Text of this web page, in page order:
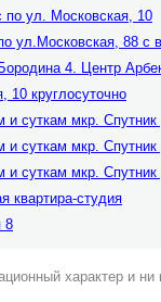
ул. Московская, 10
ул.Московская, 88 с
4. Центр
10 круглосуточно
и суткам мкр.
и суткам мкр.
и суткам мкр.
квартира-студия
8
характер и ни